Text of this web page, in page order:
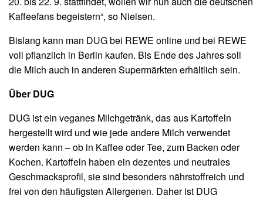
Kaffeefans begeistern“, so Nielsen.
Bislang kann man DUG bei REWE online und bei REWE
voll pflanzlich in Berlin kaufen. Bis Ende des Jahres soll
die Milch auch in anderen Supermärkten erhältlich sein.
Über DUG
DUG ist ein veganes Milchgetränk, das aus Kartoffeln
hergestellt wird und wie jede andere Milch verwendet
werden kann – ob in Kaffee oder Tee, zum Backen oder
Kochen. Kartoffeln haben ein dezentes und neutrales
Geschmacksprofil, sie sind besonders nährstoffreich und
frei von den häufigsten Allergenen. Daher ist DUG